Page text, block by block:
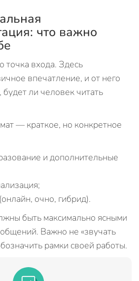
что важно
входа. Здесь
впечатление, и от него
будет ли человек читать
— краткое, но конкретное
и дополнительные
очно, гибрид).
быть максимально ясными
Важно не «звучать
рамки своей работы.